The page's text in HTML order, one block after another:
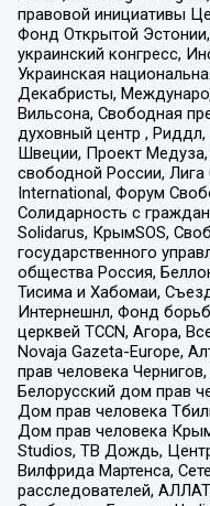
правовой инициативы
Фонд Открытой
украинский конгресс,
Украинская
Декабристы,
Вильсона, Свободная
духовный центр , Риддл,
Швеции, Проект
свободной России,
International, Форум
Солидарность с
Solidarus, КрымSOS,
государственного
общества Россия,
Тисима и Хабомаи,
Интернешнл, Фонд
церквей TCCN, Агора,
Novaja Gazeta-Europe,
прав человека
Белорусский дом прав
Дом прав человека
Дом прав человека
Studios, ТВ Дождь,
Вилфрида Мартенса,
расследователей,